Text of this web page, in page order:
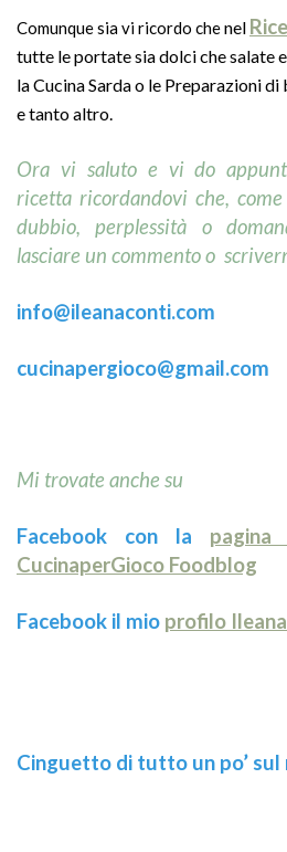
Comunque sia vi ricordo chenel
tutte le portate sia dolci che salate
la Cucina Sarda o le Preparazioni
e tanto altro.
Ora vi saluto e vi do
ricetta ricordandovi che,
dubbio, perplessità o
lasciare un commento o
info@ileanaconti.com
cucinapergioco@gmail.com
Mi trovate anche su
Facebook con la
CucinaperGioco Foodblog
Facebook il mio profilo
Cinguetto di tutto un po’ sul